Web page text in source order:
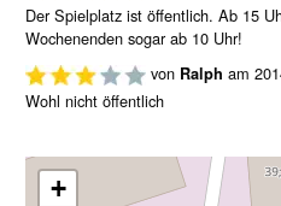
Der Spielplatz ist öffentlich. Ab 15
Wochenenden sogar ab 10 Uhr!
von Ralph am
Wohl nicht öffentlich
+